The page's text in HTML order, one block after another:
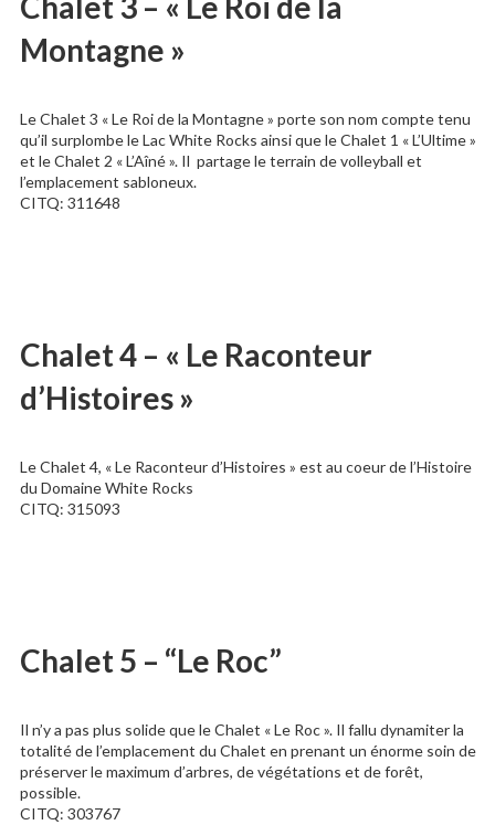
Montagne »
Le Chalet 3 « Le Roi de la Montagne » porte son nom compte tenu
qu’il surplombe le Lac White Rocks ainsi que le Chalet 1 « L’Ultime »
et le Chalet 2 « L’Aîné ». Il partage le terrain de volleyball et
l’emplacement sabloneux.
CITQ: 311648
Chalet 4 – « Le Raconteur
d’Histoires »
Le Chalet 4, « Le Raconteur d’Histoires » est au coeur de l’Histoire
du Domaine White Rocks
CITQ: 315093
Chalet 5 – “Le Roc”
Il n’y a pas plus solide que le Chalet « Le Roc ». Il fallu dynamiter la
totalité de l’emplacement du Chalet en prenant un énorme soin de
préserver le maximum d’arbres, de végétations et de forêt,
possible.
CITQ: 303767